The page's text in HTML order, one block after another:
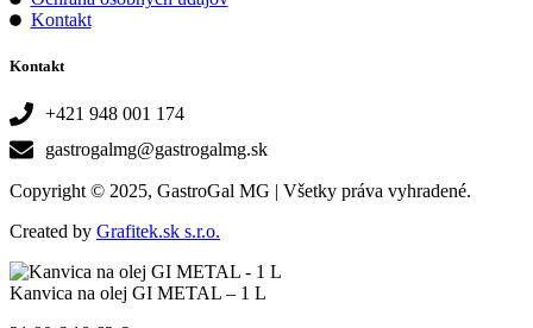
Kontakt
Kontakt
+421 948 001 174
gastrogalmg@gastrogalmg.sk
Copyright © 2025, GastroGal MG | Všetky práva vyhradené.
Created by Grafitek.sk s.r.o.
Kanvica na olej GI METAL – 1 L